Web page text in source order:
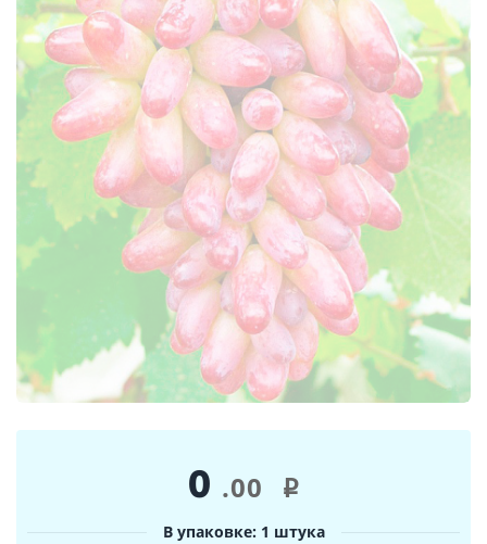
0 .00 i
В упаковке: 1 штука